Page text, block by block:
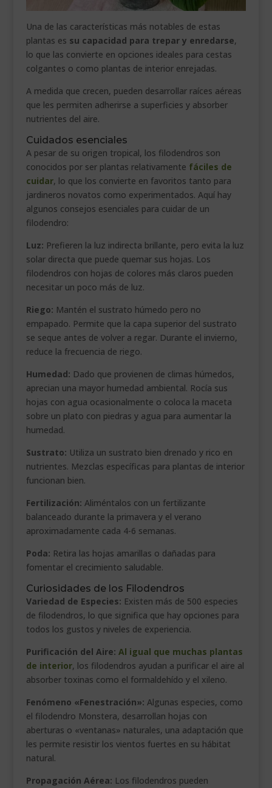
Una de las características más notables de estas
plantas es su capacidad para trepar y enredarse,
lo que las convierte en opciones ideales para cestas
colgantes o como plantas de interior enrejadas.
A medida que crecen, pueden desarrollar raíces aéreas
que les permiten adherirse a superficies y absorber
nutrientes del aire.
Cuidados esenciales
A pesar de su origen tropical, los filodendros son
conocidos por ser plantas relativamente fáciles de
cuidar, lo que los convierte en favoritos tanto para
jardineros novatos como experimentados. Aquí hay
algunos consejos esenciales para cuidar de un
filodendro:
Luz: Prefieren la luz indirecta brillante, pero evita la luz
solar directa que puede quemar sus hojas. Los
filodendros con hojas de colores más claros pueden
necesitar un poco más de luz.
Riego: Mantén el sustrato húmedo pero no
empapado. Permite que la capa superior del sustrato
se seque antes de volver a regar. Durante el invierno,
reduce la frecuencia de riego.
Humedad: Dado que provienen de climas húmedos,
aprecian una mayor humedad ambiental. Rocía sus
hojas con agua ocasionalmente o coloca la maceta
sobre un plato con piedras y agua para aumentar la
humedad.
Sustrato: Utiliza un sustrato bien drenado y rico en
nutrientes. Mezclas específicas para plantas de interior
funcionan bien.
Fertilización: Aliméntalos con un fertilizante
balanceado durante la primavera y el verano
aproximadamente cada 4-6 semanas.
Poda: Retira las hojas amarillas o dañadas para
fomentar el crecimiento saludable.
Curiosidades de los Filodendros
Variedad de Especies: Existen más de 500 especies
de filodendros, lo que significa que hay opciones para
todos los gustos y niveles de experiencia.
Purificación del Aire: Al igual que muchas plantas
de interior, los filodendros ayudan a purificar el aire al
absorber toxinas como el formaldehído y el xileno.
Fenómeno «Fenestración»: Algunas especies, como
el filodendro Monstera, desarrollan hojas con
aberturas o «ventanas» naturales, una adaptación que
les permite resistir los vientos fuertes en su hábitat
natural.
Propagación Aérea: Los filodendros pueden